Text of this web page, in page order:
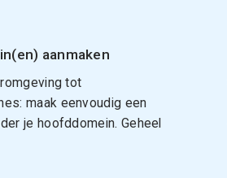
aanmaken
tot
maak eenvoudig een
je hoofddomein. Geheel